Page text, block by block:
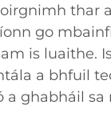
thar
go
is luaithe.
a bhfuil
a ghabháil